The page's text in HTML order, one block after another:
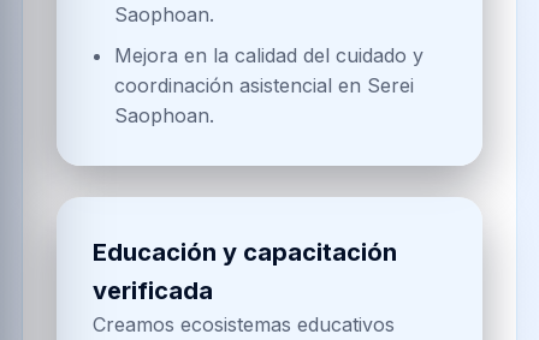
Saophoan.
Mejora en la calidad del cuidado y
coordinación asistencial en Serei
Saophoan.
Educación y capacitación
verificada
Creamos ecosistemas educativos